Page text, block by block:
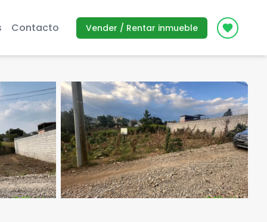
Contacto Vender / Rentar inmueble Icon